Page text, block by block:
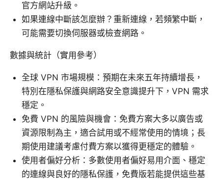
官方網站升級。
如果連線中斷該怎麼辦？重新連線，若頻繁中斷，
可能需要切換伺服器或檢查網路。
數據與統計（實用參考）
全球 VPN 市場規模：預期在未來五年持續增長，
特別在隱私保護與網路安全意識提升下，VPN 需求
穩定。
免費 VPN 的風險與機會：免費方案大多以廣告或
資源限制為主，適合試用或不經常使用的情境；長
期使用建議考慮付費方案以獲得更穩定的體驗。
使用者偏好分析：多數使用者偏好易用介面、穩定
的連線與良好的隱私保護，免費版若能提供這些基